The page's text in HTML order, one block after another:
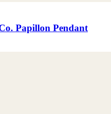
Papillon Pendant